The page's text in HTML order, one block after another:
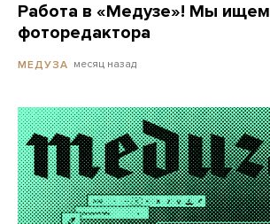
Работа в «Медузе»! Мы ищем
фоторедактора
МЕДУЗА месяц назад